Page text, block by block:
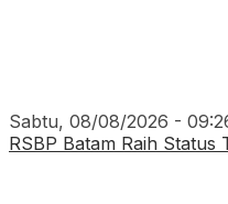
Sabtu, 08/08/2026 -
RSBP Batam Raih Status